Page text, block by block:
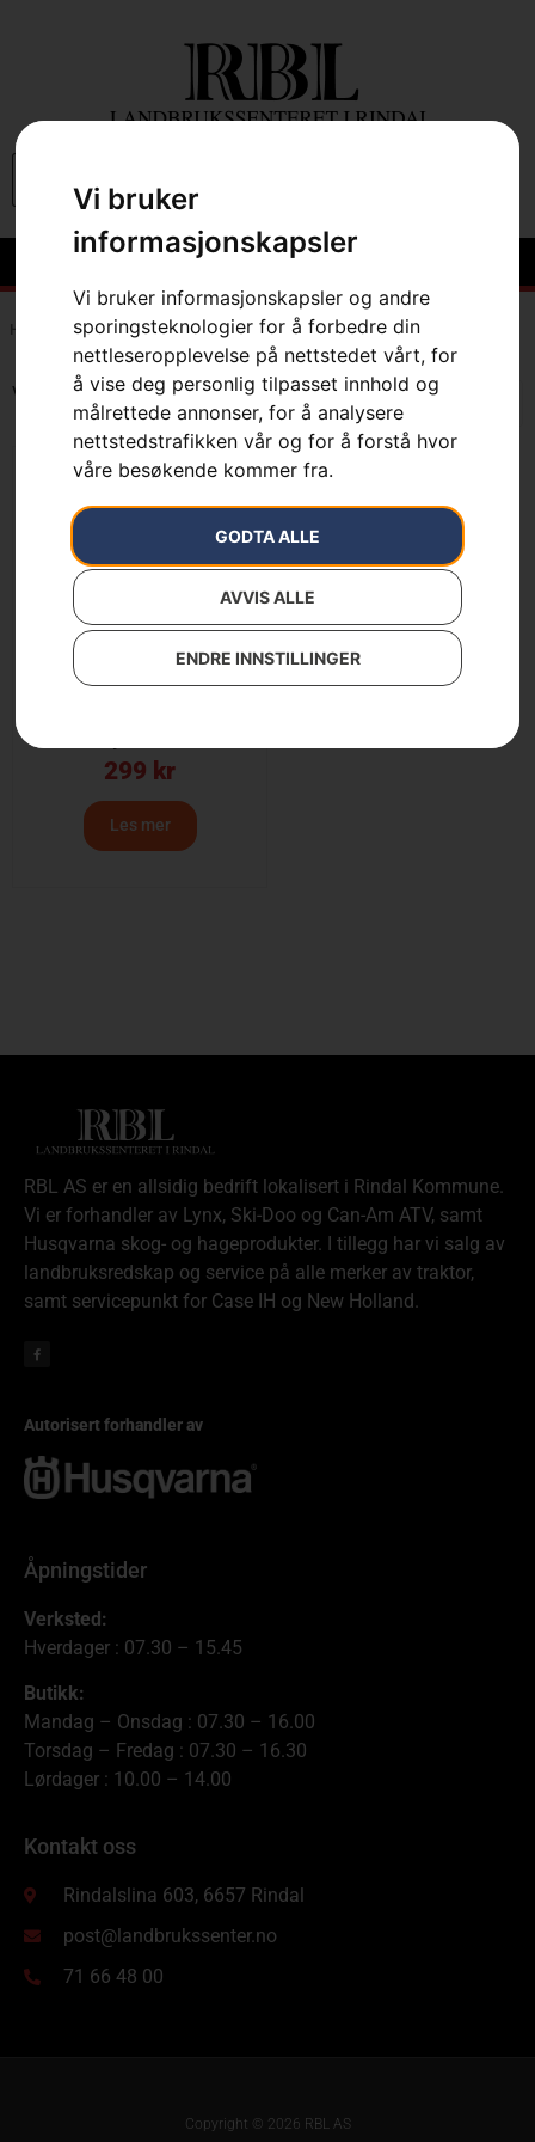
Vi bruker
informasjonskapsler
Vi bruker informasjonskapsler og andre
sporingsteknologier for å forbedre din
nettleseropplevelse på nettstedet vårt, for
å vise deg personlig tilpasset innhold og
målrettede annonser, for å analysere
nettstedstrafikken vår og for å forstå hvor
våre besøkende kommer fra.
GODTA ALLE
AVVIS ALLE
ENDRE INNSTILLINGER
Hem 7391883692639
Viser det ene resultatet
299 kr
Les mer
RBL AS er en allsidig bedrift lokalisert i Rindal Kommune.
Vi er forhandler av Lynx, Ski-Doo og Can-Am ATV, samt
Husqvarna skog- og hageprodukter. I tillegg har vi salg av
landbruksredskap og service på alle merker av traktor,
samt servicepunkt for Case IH og New Holland.
Autorisert forhandler av
Åpningstider
Verksted:
Hverdager : 07.30 – 15.45
Butikk:
Mandag – Onsdag : 07.30 – 16.00
Torsdag – Fredag : 07.30 – 16.30
Lørdager : 10.00 – 14.00
Kontakt oss
Rindalslina 603, 6657 Rindal
post@landbrukssenter.no
71 66 48 00
Copyright © 2026 RBL AS